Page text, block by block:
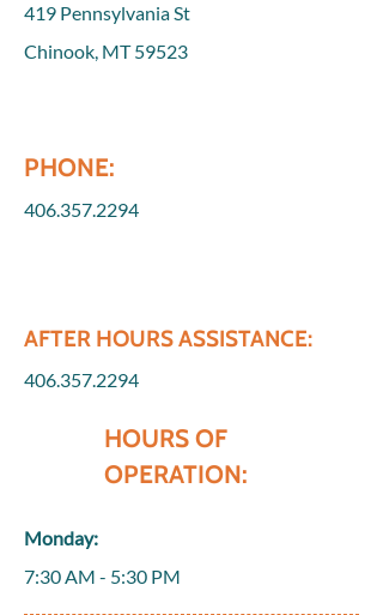
419 Pennsylvania St
Chinook, MT 59523
PHONE:
406.357.2294
AFTER HOURS ASSISTANCE:
406.357.2294
HOURS OF
OPERATION:
Monday:
7:30 AM - 5:30 PM